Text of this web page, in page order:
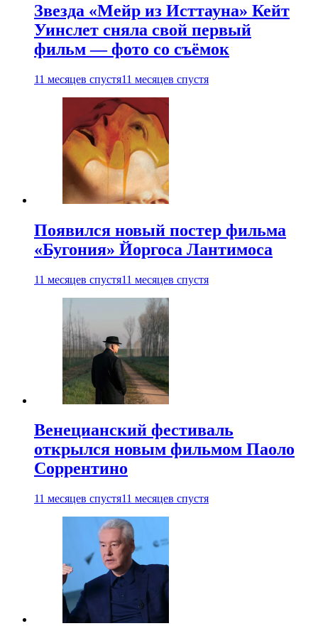
Звезда «Мейр из Исттауна» Кейт
Уинслет сняла свой первый
фильм — фото со съёмок
11 месяцев спустя11 месяцев спустя
Появился новый постер фильма
«Бугония» Йоргоса Лантимоса
11 месяцев спустя11 месяцев спустя
Венецианский фестиваль
открылся новым фильмом Паоло
Соррентино
11 месяцев спустя11 месяцев спустя